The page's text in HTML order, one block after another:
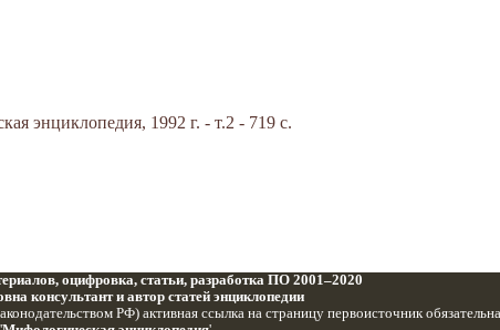
энциклопедия, 1992 г. - т.2 - 719 с.
оцифровка, статьи, разработка ПО 2001–2020
консультант и автор статей энциклопедии
РФ) активная ссылка на страницу первоисточник